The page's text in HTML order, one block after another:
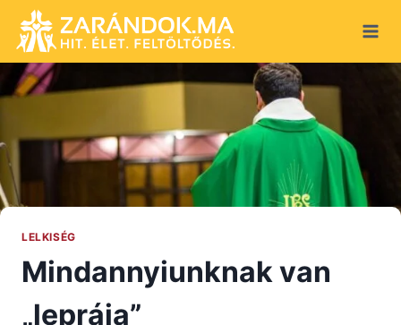
content
LELKISÉG
Mindannyiunknak van
„leprája”